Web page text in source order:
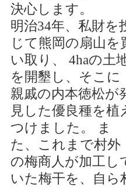
決心します。
明治34年、私財を
じて熊岡の扇山を
い取り、 4haの土
を開墾し、そこに
親戚の内本徳松が
見した優良種を植
つけました。 ま
た、これまで村外
の梅商人が加工し
いた梅干を、自ら